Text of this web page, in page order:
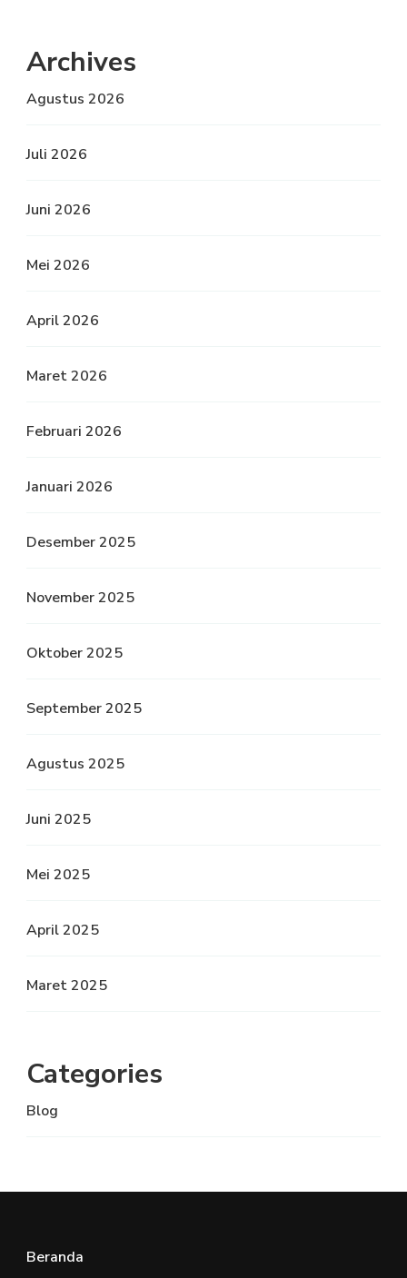
Archives
Agustus 2026
Juli 2026
Juni 2026
Mei 2026
April 2026
Maret 2026
Februari 2026
Januari 2026
Desember 2025
November 2025
Oktober 2025
September 2025
Agustus 2025
Juni 2025
Mei 2025
April 2025
Maret 2025
Categories
Blog
Beranda